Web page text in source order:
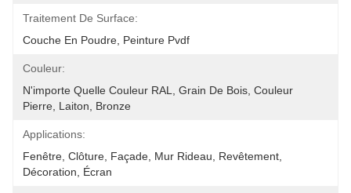
Traitement De Surface:
Couche En Poudre, Peinture Pvdf
Couleur:
N'importe Quelle Couleur RAL, Grain De Bois, Couleur
Pierre, Laiton, Bronze
Applications:
Fenêtre, Clôture, Façade, Mur Rideau, Revêtement,
Décoration, Écran